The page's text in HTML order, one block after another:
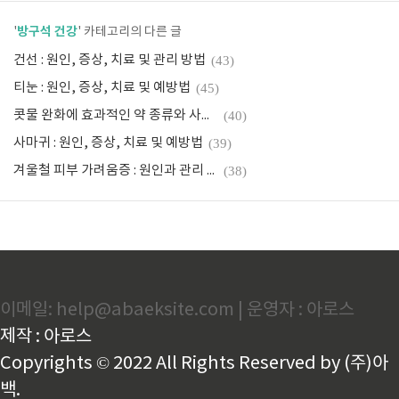
'방구석 건강' 카테고리의 다른 글
건선 : 원인, 증상, 치료 및 관리 방법 (43)
티눈 : 원인, 증상, 치료 및 예방법 (45)
콧물 완화에 효과적인 약 종류와 사용법 (40)
사마귀 : 원인, 증상, 치료 및 예방법 (39)
겨울철 피부 가려움증 : 원인과 관리 방법 (38)
이메일: help@abaeksite.com | 운영자 : 아로스
제작 : 아로스
Copyrights © 2022 All Rights Reserved by (주)아
백.